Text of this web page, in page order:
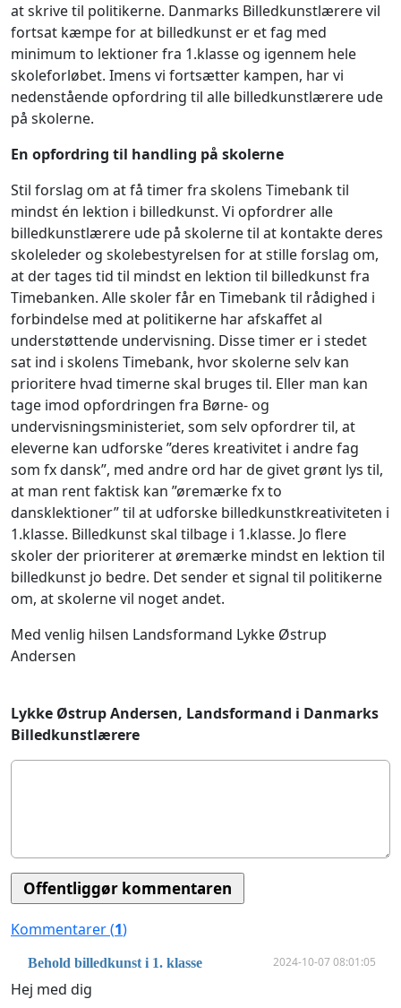
at skrive til politikerne. Danmarks Billedkunstlærere vil
fortsat kæmpe for at billedkunst er et fag med
minimum to lektioner fra 1.klasse og igennem hele
skoleforløbet. Imens vi fortsætter kampen, har vi
nedenstående opfordring til alle billedkunstlærere ude
på skolerne.
En opfordring til handling på skolerne
Stil forslag om at få timer fra skolens Timebank til
mindst én lektion i billedkunst. Vi opfordrer alle
billedkunstlærere ude på skolerne til at kontakte deres
skoleleder og skolebestyrelsen for at stille forslag om,
at der tages tid til mindst en lektion til billedkunst fra
Timebanken. Alle skoler får en Timebank til rådighed i
forbindelse med at politikerne har afskaffet al
understøttende undervisning. Disse timer er i stedet
sat ind i skolens Timebank, hvor skolerne selv kan
prioritere hvad timerne skal bruges til. Eller man kan
tage imod opfordringen fra Børne- og
undervisningsministeriet, som selv opfordrer til, at
eleverne kan udforske ”deres kreativitet i andre fag
som fx dansk”, med andre ord har de givet grønt lys til,
at man rent faktisk kan ”øremærke fx to
dansklektioner” til at udforske billedkunstkreativiteten i
1.klasse. Billedkunst skal tilbage i 1.klasse. Jo flere
skoler der prioriterer at øremærke mindst en lektion til
billedkunst jo bedre. Det sender et signal til politikerne
om, at skolerne vil noget andet.
Med venlig hilsen Landsformand Lykke Østrup
Andersen
Lykke Østrup Andersen, Landsformand i Danmarks
Billedkunstlærere
Kommentarer (1)
Behold billedkunst i 1. klasse 2024-10-07 08:01:05
Hej med dig